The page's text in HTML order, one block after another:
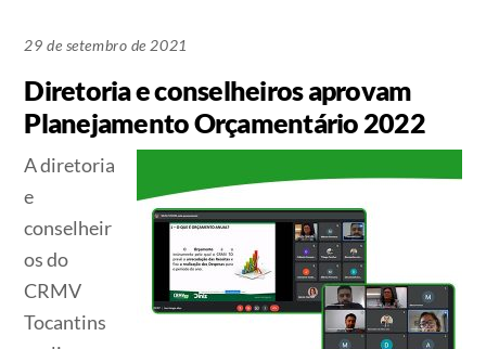
29 de setembro de 2021
Diretoria e conselheiros aprovam
Planejamento Orçamentário 2022
A diretoria
e
conselheir
os do
CRMV
Tocantins